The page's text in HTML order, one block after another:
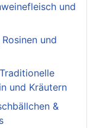
und
und
und Kräutern
&